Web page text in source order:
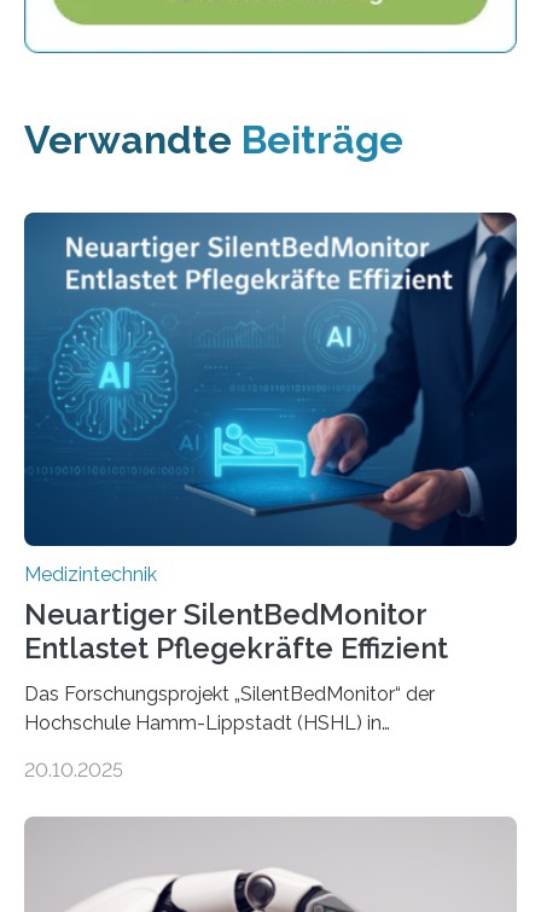
Verwandte Beiträge
Medizintechnik
Neuartiger SilentBedMonitor
Entlastet Pflegekräfte Effizient
Das Forschungsprojekt „SilentBedMonitor“ der
Hochschule Hamm-Lippstadt (HSHL) in
auf Personen ab, die bettlägerig sind oder in ihrer
Entwicklung der Sensorik und Datenübertragung. Die
HSHL verantwortet die wissenschaftliche Begleitung
20.10.2025